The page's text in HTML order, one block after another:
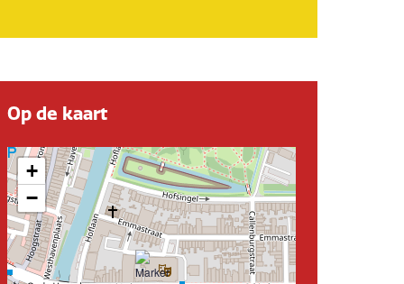
Op de kaart
+
−